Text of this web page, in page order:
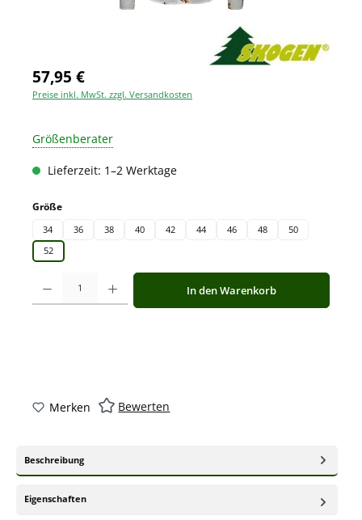
57,95 €
Preise inkl. MwSt. zzgl. Versandkosten
Größenberater
Lieferzeit: 1–2 Werktage
Größeauswählen
34 36 38 40 42 44 46 48
50
52
Produkt Anzahl: Gib den gewünschten Wert ein oder benutze die
In den Warenkorb
Merken Bewerten
Beschreibung
Eigenschaften